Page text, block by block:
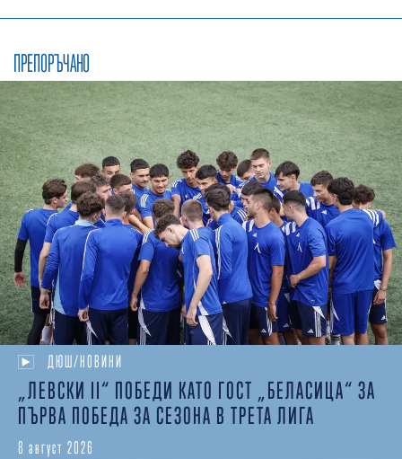
ПРЕПОРЪЧАНО
ДЮШ/НОВИНИ
„ЛЕВСКИ II“ ПОБЕДИ КАТО ГОСТ „БЕЛАСИЦА“ ЗА
ПЪРВА ПОБЕДА ЗА СЕЗОНА В ТРЕТА ЛИГА
8 август 2026